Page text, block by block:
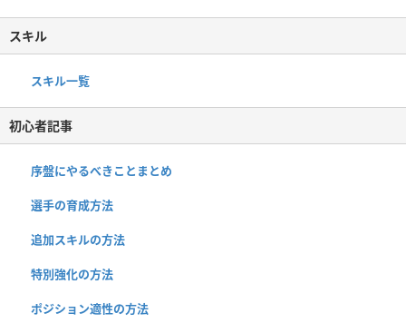
スキル
スキル一覧
初心者記事
序盤にやるべきことまとめ
選手の育成方法
追加スキルの方法
特別強化の方法
ポジション適性の方法